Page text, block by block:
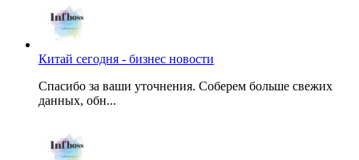
Китай сегодня - бизнес новости
Спасибо за ваши уточнения. Соберем больше свежих
данных, обн...